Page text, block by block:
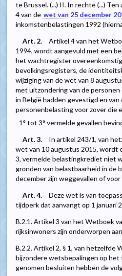
te Brussel. (...) II. In rechte (...)
4 van de wet van 25 december
inkomstenbelastingen 1992
Art. 2.
Artikel 4 van het
1994, wordt aangevuld met een
het wachtregister overeenkomstig
bevolkingsregisters, de
wijziging van de wet van 8
met uitzondering van de
in België hadden gevestigd en
personenbelasting voor zover die
1° tot 3° vermelde gevallen
Art. 3.
In artikel 243/1, van
wet van 10 augustus 2015, wordt
3, vermelde belastingkrediet niet
gronden van belastbaarheid in de
december zijn weggevallen of
Art. 4.
Deze wet is van
tijdperk dat aanvangt op 1 januari
B.2.1. Artikel 3 van het Wetboek
rijksinwoners zijn onderworpen
B.2.2. Artikel 2, § 1, van hetzelfde
bijzondere wetsbepalingen op
genomen besluiten hebben de